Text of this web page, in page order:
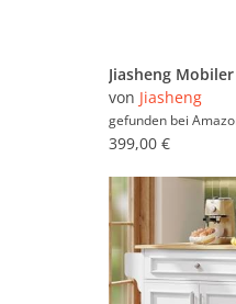
von Jiasheng
gefunden bei
399,00 €